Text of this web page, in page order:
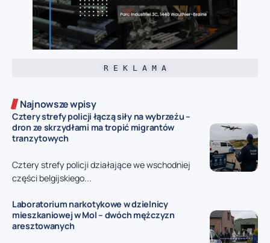
R E K L A M A
Najnowsze wpisy
Cztery strefy policji łączą siły na wybrzeżu –
dron ze skrzydłami ma tropić migrantów
tranzytowych
Cztery strefy policji działające we wschodniej
części belgijskiego...
Laboratorium narkotykowe w dzielnicy
mieszkaniowej w Mol – dwóch mężczyzn
aresztowanych